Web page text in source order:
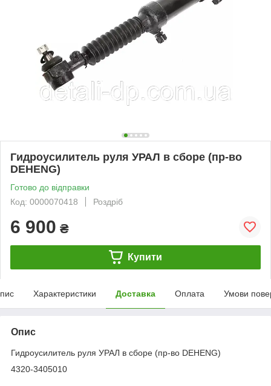
Гидроусилитель руля УРАЛ в сборе (пр-во
DEHENG)
Готово до відправки
Код: 0000070418
Роздріб
6 900 ₴
Купити
Характеристики Доставка Оплата Умови
Опис
Гидроусилитель руля УРАЛ в сборе (пр-во DEHENG)
4320-3405010